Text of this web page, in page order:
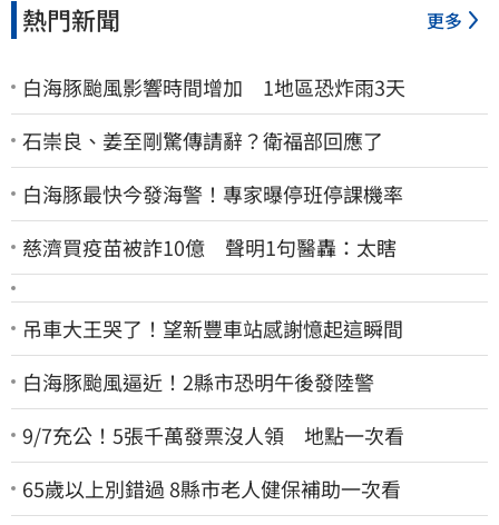
熱門新聞 更多
白海豚颱風影響時間增加 1地區恐炸雨3天
石崇良、姜至剛驚傳請辭？衛福部回應了
白海豚最快今發海警！專家曝停班停課機率
慈濟買疫苗被詐10億 聲明1句醫轟：太瞎
吊車大王哭了！望新豐車站感謝憶起這瞬間
白海豚颱風逼近！2縣市恐明午後發陸警
9/7充公！5張千萬發票沒人領 地點一次看
65歲以上別錯過 8縣市老人健保補助一次看